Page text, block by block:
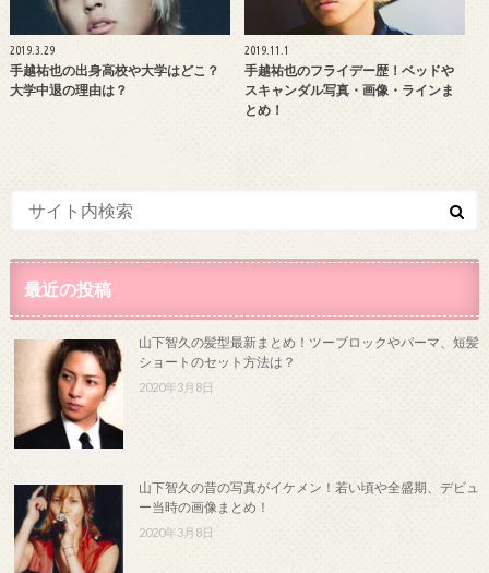
2019.3.29
手越祐也の出身高校や大学はどこ？
大学中退の理由は？
2019.11.1
手越祐也のフライデー歴！ベッドや
スキャンダル写真・画像・ラインま
とめ！
最近の投稿
山下智久の髪型最新まとめ！ツーブロックやパーマ、短髪
ショートのセット方法は？
2020年3月8日
山下智久の昔の写真がイケメン！若い頃や全盛期、デビュ
ー当時の画像まとめ！
2020年3月8日